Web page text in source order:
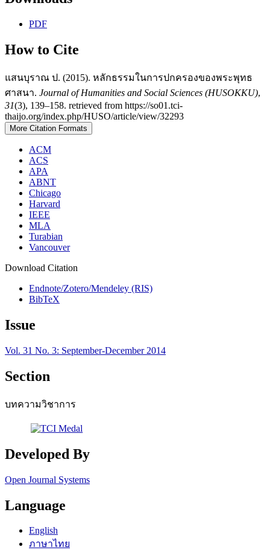
PDF
How to Cite
แสนบุราณ ป. (2015). หลักธรรมในการปกครองของพระพุทธ
ศาสนา. Journal of Humanities and Social Sciences (HUSOKKU),
31(3), 139–158. retrieved from https://so01.tci-
thaijo.org/index.php/HUSO/article/view/32293
More Citation Formats
ACM
ACS
APA
ABNT
Chicago
Harvard
IEEE
MLA
Turabian
Vancouver
Download Citation
Endnote/Zotero/Mendeley (RIS)
BibTeX
Issue
Vol. 31 No. 3: September-December 2014
Section
บทความวิชาการ
Developed By
Open Journal Systems
Language
English
ภาษาไทย